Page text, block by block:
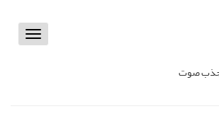
Toggle
صوت